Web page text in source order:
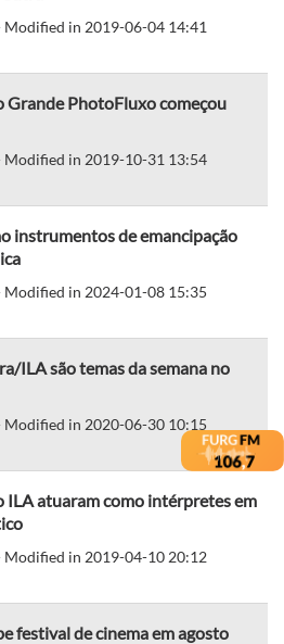
in 2019-06-04 14:41
Grande PhotoFluxo começou
in 2019-10-31 13:54
instrumentos de emancipação
in 2024-01-08 15:35
ILA são temas da semana no
in 2020-06-30 10:15
ILA atuaram como intérpretes em
in 2019-04-10 20:12
festival de cinema em agosto